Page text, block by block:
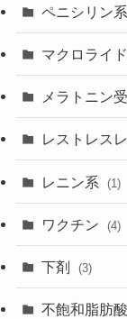
ペニシリン系
マクロライ
メラトニン
レストレス
レニン系 (1)
ワクチン (4)
下剤 (3)
不飽和脂肪酸